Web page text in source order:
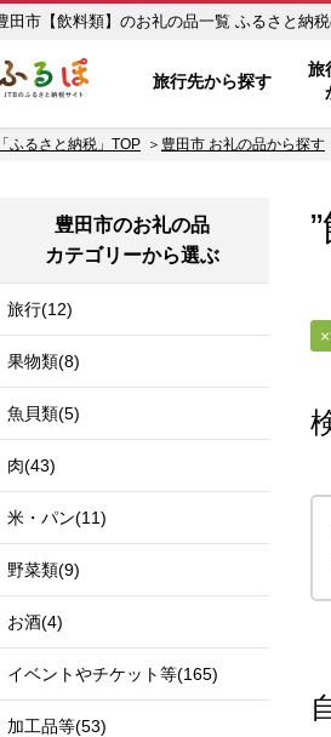
愛知県豊田市【飲
旅行先から探す
旅
「ふるさと納税」TOP 豊田市 お礼の品から探す
豊田市のお礼の品
カテゴリーから選ぶ
旅行(12)
果物類(8)
魚貝類(5)
肉(43)
米・パン(11)
野菜類(9)
お酒(4)
イベントやチケット等(165)
加工品等(53)